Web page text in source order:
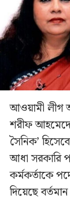
আওয়ামী লীগ
শরীফ
সৈনিক’
আধা সরকারি
কর্মকর্তাকে
দিয়েছে